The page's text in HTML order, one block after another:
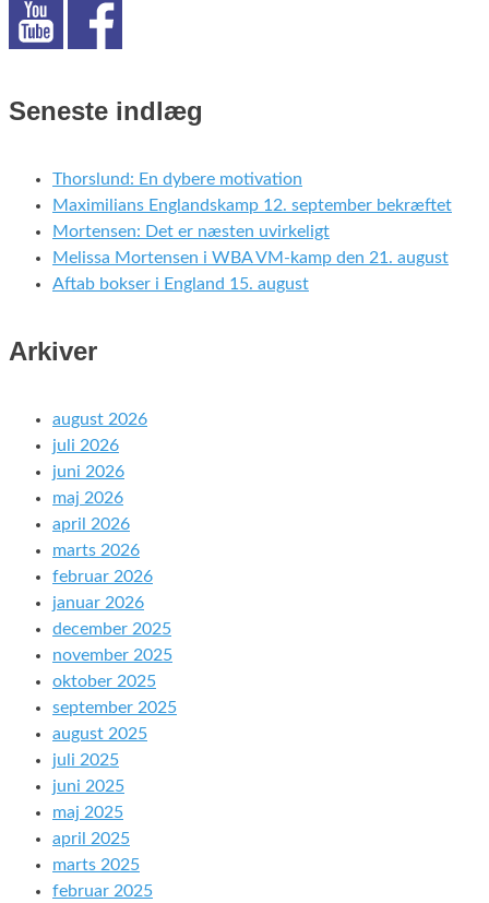
Seneste indlæg
Thorslund: En dybere motivation
Maximilians Englandskamp 12. september bekræftet
Mortensen: Det er næsten uvirkeligt
Melissa Mortensen i WBA VM-kamp den 21. august
Aftab bokser i England 15. august
Arkiver
august 2026
juli 2026
juni 2026
maj 2026
april 2026
marts 2026
februar 2026
januar 2026
december 2025
november 2025
oktober 2025
september 2025
august 2025
juli 2025
juni 2025
maj 2025
april 2025
marts 2025
februar 2025